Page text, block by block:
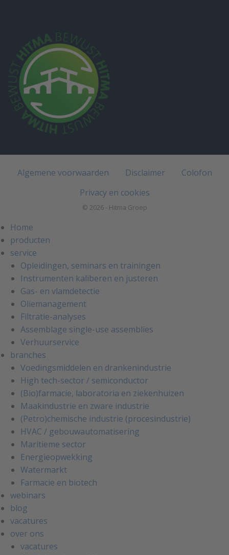
Algemene voorwaarden Disclaimer
Colofon
Privacy en cookies
© 2026 - Hitma Groep
Home
producten
service
Opleidingen, seminars en trainingen
Instrumenten kaliberen en justeren
Gas- en vlamdetectie
Oliemanagement
Filtratie-analyses
Assemblage single-use assemblies
Verhuurservice
branches
Voedingsmiddelen en drankenindustrie
High tech-sector / semiconductor
(Bio)farmacie, laboratoria en ziekenhuizen
Maakindustrie en zware industrie
(Petro)chemische industrie (procesindustrie)
HVAC / gebouwautomatisering
Maritieme sector
Energieopwekking
Watermarkt
Farmacie en biotech
webinars
blog
vacatures
over ons
vacatures